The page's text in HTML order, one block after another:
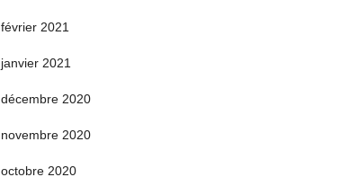
février 2021
janvier 2021
décembre 2020
novembre 2020
octobre 2020